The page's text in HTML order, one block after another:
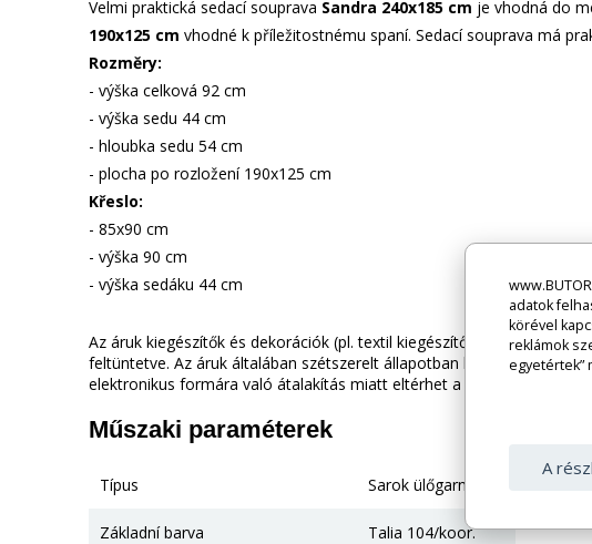
Velmi praktická sedací souprava Sandra 240x185 cm je vhodná do
190x125 cm vhodné k příležitostnému spaní. Sedací souprava má
Rozměry:
- výška celková 92 cm
- výška sedu 44 cm
- hloubka sedu 54 cm
- plocha po rozložení 190x125 cm
Křeslo:
- 85x90 cm
- výška 90 cm
- výška sedáku 44 cm
Az áruk kiegészítők és dekorációk (pl. textil kiegészítők, készülékek,
feltüntetve. Az áruk általában szétszerelt állapotban kerülnek
elektronikus formára való átalakítás miatt eltérhet a valóságtól.
Műszaki paraméterek
Típus Sarok ülőgarnitúra
Základní barva Talia 104/koor.
adatok
körével
reklámok
egyetértek”
A